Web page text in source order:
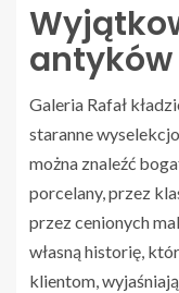
antyków
Galeria Rafał
staranne
można znaleźć
porcelany, przez
przez cenionych
własną historię,
klientom,